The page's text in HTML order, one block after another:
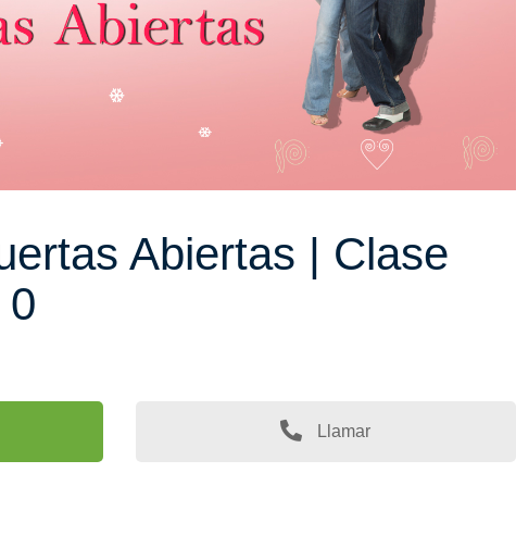
Abiertas | Clase
0
Llamar